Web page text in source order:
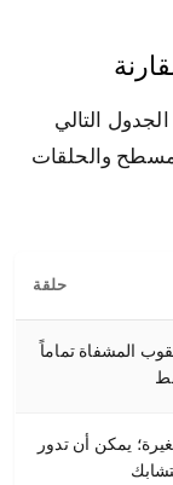
التالي
مسطح والحلقات
حلقة
المشفاة تماماً
يمكن أن تدور